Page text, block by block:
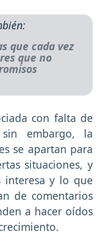
que cada vez
que no
con falta de
embargo, la
se apartan para
situaciones, y
interesa y lo que
de comentarios
a hacer oídos